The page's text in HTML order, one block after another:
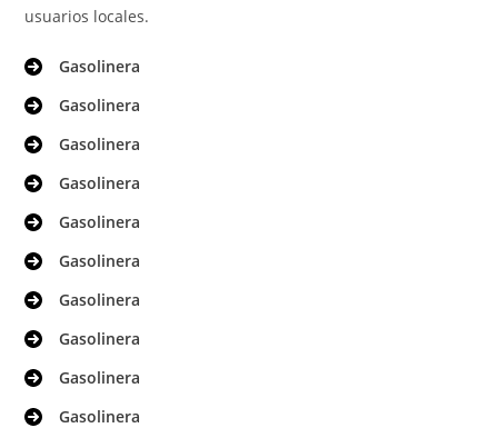
usuarios locales.
Gasolinera
Gasolinera
Gasolinera
Gasolinera
Gasolinera
Gasolinera
Gasolinera
Gasolinera
Gasolinera
Gasolinera